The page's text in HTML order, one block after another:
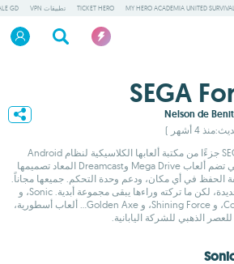
MY HERO ACADEMIA UNITED
TICKET HERO تطبيقات VPN GD
Nelson de
4 أشهر )
في عام 2017، أعادت شركة SEGA جزءًا من مكتبة ألعابها الكلاسيكية لنظام Android
تحت اسم SEGA Forever، والتي تضم ألعاب Mega Drive وDreamcast المعاد تصميمها
الحفظ في أي مكان، ودعم وحدة التحكم. جميعها مجاناً.
لم تعد المبادرة تضيف عناوين جديدة، لكن ما تركته وراءها يبقى مجموعة أبدية. Sonic، و
Streets of Rage، و Comix Zone، و Shining Force، و Golden Axe... ألعاب أسطورية،
الذهبي للشركة اليابانية.